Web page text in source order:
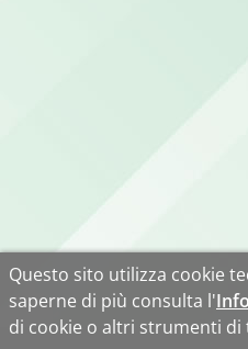
Questo sito utilizza cookie
saperne di più consulta l'
di cookie o altri strumenti